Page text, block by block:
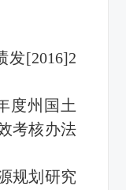
发[2016]2
度州国土
考核办法
规划研究